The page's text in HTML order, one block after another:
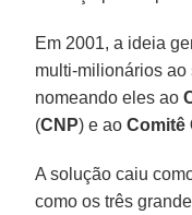
Em 2001, a ideia
multi-milionários
nomeando eles ao
(CNP) e aoComitê
A solução caiu
como os três